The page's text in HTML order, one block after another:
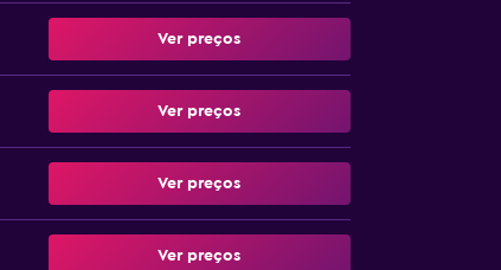
Ver preços
Ver preços
Ver preços
Ver preços